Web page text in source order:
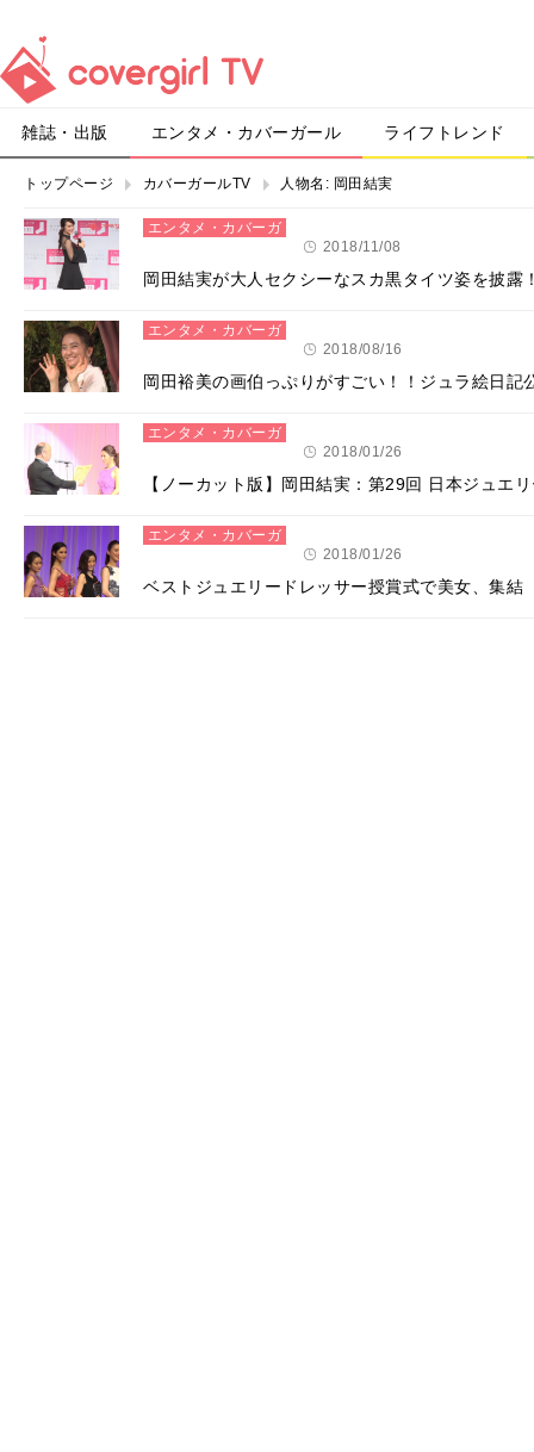
雑誌・出版 エンタメ・カバーガール ライフトレンド
トップページ カバーガールTV 人物名: 岡田結実
エンタメ・カバーガ
2018/11/08
岡田結実が大人セクシーなスカ黒タイツ姿を披露
エンタメ・カバーガ
2018/08/16
岡田裕美の画伯っぷりがすごい！！ジュラ絵日記
エンタメ・カバーガ
2018/01/26
【ノーカット版】岡田結実：第29回 日本ジュエ
エンタメ・カバーガ
2018/01/26
ベストジュエリードレッサー授賞式で美女、集結